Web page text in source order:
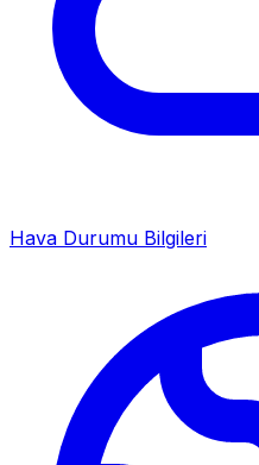
Hava Durumu Bilgileri